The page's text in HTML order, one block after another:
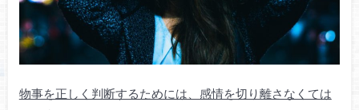
物事を正しく判断するためには、感情を切り離さなくては